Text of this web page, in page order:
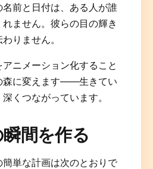
名前と日付は、ある人が誰
ません。彼らの目の輝き
りません。
ニメーション化すること
森に変えます——生きてい
くつながっています。
瞬間を作る
単な計画は次のとおりで